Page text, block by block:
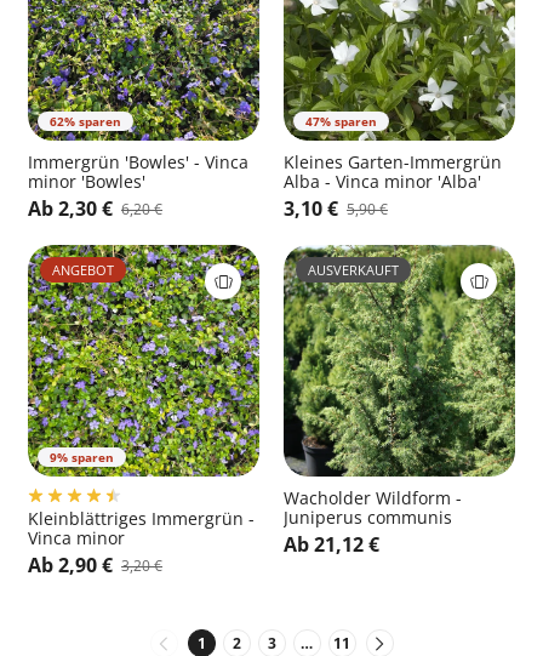
62% sparen
Immergrün 'Bowles' - Vinca
minor 'Bowles'
Ab 2,30 € 6,20 €
47% sparen
Kleines Garten-Immergrün
Alba - Vinca minor 'Alba'
3,10 € 5,90 €
9% sparen
ANGEBOT
Kleinblättriges Immergrün -
Vinca minor
Ab 2,90 € 3,20 €
AUSVERKAUFT
Wacholder Wildform -
Juniperus communis
Ab 21,12 €
1 2 3 … 11